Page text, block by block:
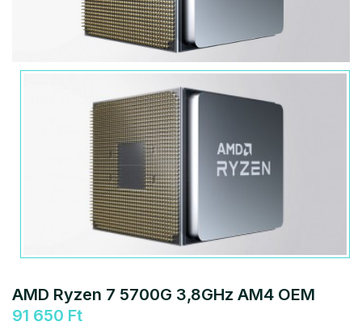
AMD Ryzen 7 5700G 3,8GHz AM4 OEM
91 650 Ft